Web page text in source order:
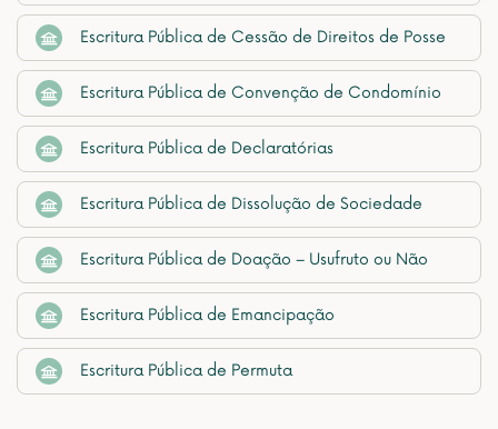
Escritura Pública de Cessão de Direitos de Posse
Escritura Pública de Convenção de Condomínio
Escritura Pública de Declaratórias
Escritura Pública de Dissolução de Sociedade
Escritura Pública de Doação – Usufruto ou Não
Escritura Pública de Emancipação
Escritura Pública de Permuta